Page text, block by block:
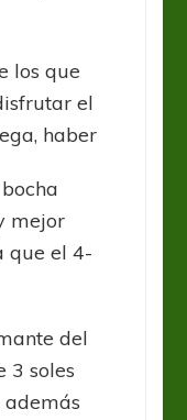
los que
el
haber
mejor
que el 4-
del
3 soles